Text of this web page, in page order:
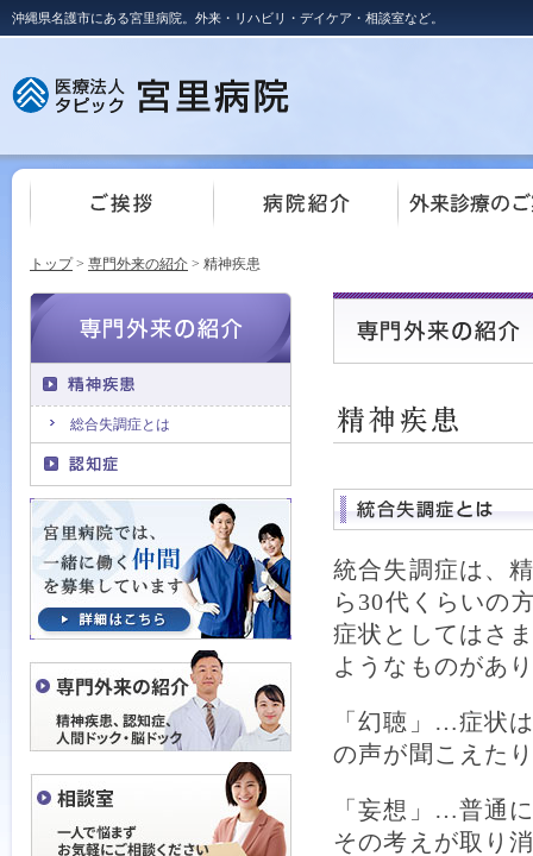
沖縄県名護市にある宮里病院。外来・リハビリ・デイケア・相談室など。
トップ> 専門外来の紹介 > 精神疾患
総合失調症とは
統合失調症は、
ら30代くらいの
症状としてはさ
ようなものがあ
「幻聴」…症状
の声が聞こえた
「妄想」…普通
その考えが取り